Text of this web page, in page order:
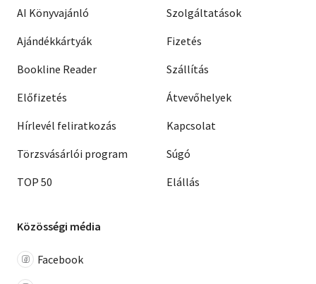
AI Könyvajánló
Ajándékkártyák
Bookline Reader
Előfizetés
Hírlevél feliratkozás
Törzsvásárlói program
TOP 50
Szolgáltatások
Fizetés
Szállítás
Átvevőhelyek
Kapcsolat
Súgó
Elállás
Közösségi média
Facebook